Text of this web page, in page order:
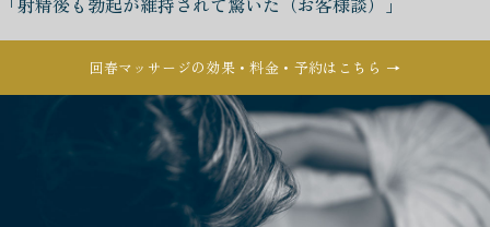
回春マッサージの効果・料金・予約はこちら →